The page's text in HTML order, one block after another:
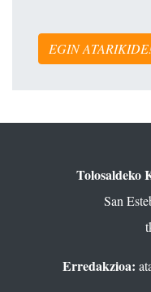
EGIN
Tolosaldeko
San
Erredakzioa: